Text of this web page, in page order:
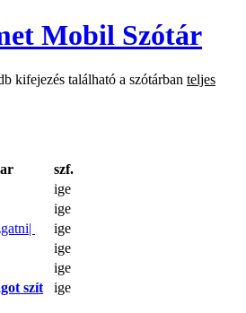
Mobil Szótár
kifejezés található a szótárban teljes
szf.
ige
ige
ige
ige
ige
szít
ige